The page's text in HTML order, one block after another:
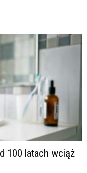
100 latach wciąż